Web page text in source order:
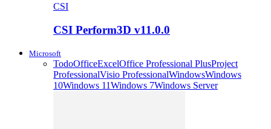
CSI
CSI Perform3D v11.0.0
Microsoft
TodoOfficeExcelOffice Professional PlusProject
ProfessionalVisio ProfessionalWindowsWindows
10Windows 11Windows 7Windows Server